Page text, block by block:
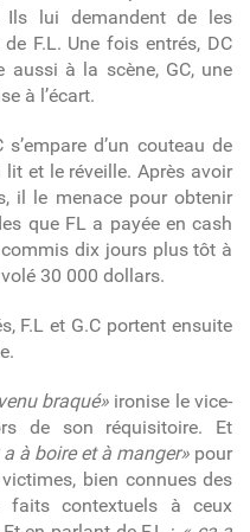
Ils lui demandent de les
F.L. Une fois entrés, DC
aussi à la scène, GC, une
à l’écart.
d’un couteau de
et le réveille. Après avoir
il le menace pour obtenir
que FL a payée en cash
dix jours plus tôt à
30 000 dollars.
F.L et G.C portent ensuite
braqué»ironise le vice-
de son réquisitoire. Et
à boire et à manger» pour
bien connues des
contextuels à ceux